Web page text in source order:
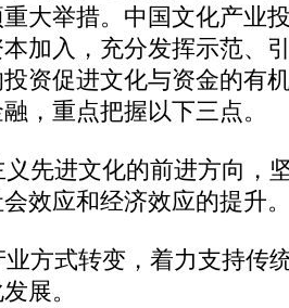
大举措。中国文化产业
加入，充分发挥示范、
资促进文化与资金的有
，重点把握以下三点。
先进文化的前进方向，
效应和经济效应的提升
方式转变，着力支持传
展。